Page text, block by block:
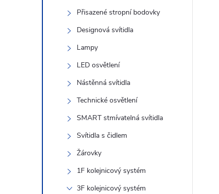
Přisazené stropní bodovky
Designová svítidla
Lampy
LED osvětlení
Nástěnná svítidla
Technické osvětlení
SMART stmívatelná svítidla
Svítidla s čidlem
Žárovky
1F kolejnicový systém
3F kolejnicový systém